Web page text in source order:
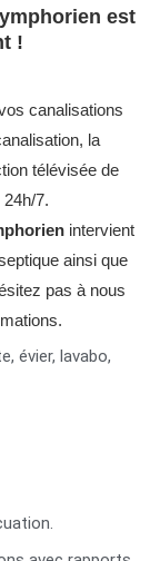
est
!
canalisations
la
télévisée de
7.
intervient
ainsi que
pas à nous
évier, lavabo,